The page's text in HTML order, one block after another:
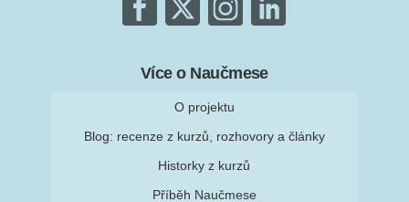
Více o Naučmese
O projektu
Blog: recenze z kurzů, rozhovory a články
Historky z kurzů
Příběh Naučmese